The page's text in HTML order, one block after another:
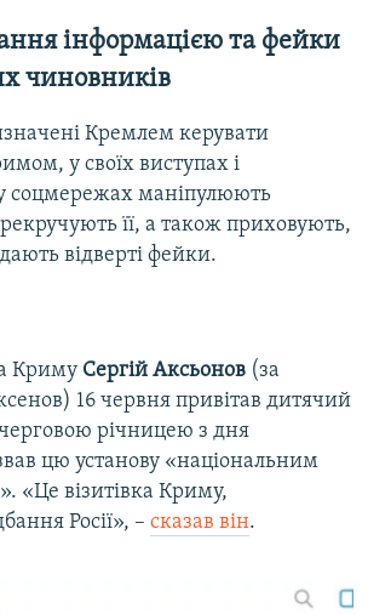
інформацією та фейки
чиновників
Кремлем керувати
у своїх виступах і
соцмережах маніпулюють
її, а також приховують,
відверті фейки.
Криму Сергій Аксьонов (за
16 червня привітав дитячий
річницею з дня
цю установу «національним
«Це візитівка Криму,
Росії», – сказав він.